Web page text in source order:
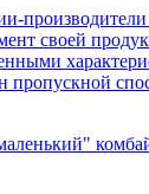
своей
пропускной